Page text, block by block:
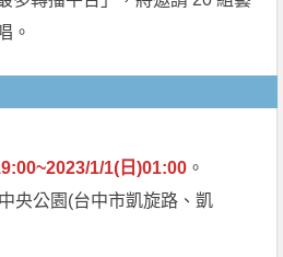
。
1/1(日)01:00 。
央公園(台中市凱旋路、凱